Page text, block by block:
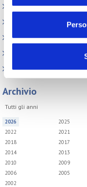
volontà in relazione
Beauty Report
Eventi Speciali
Leonardo Genio e
Milano Beauty Week
Archivio
Tutti gli anni
2026 2025
2022
2021
2018
2017
2014
2013
2010
2009
2006
2005
2002